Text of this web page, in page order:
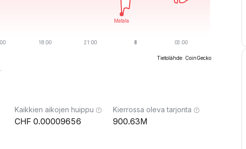
Tietolähde: CoinGecko
Kaikkien aikojen huippu
0.00009656
Kierrossa oleva tarjonta
900.63M